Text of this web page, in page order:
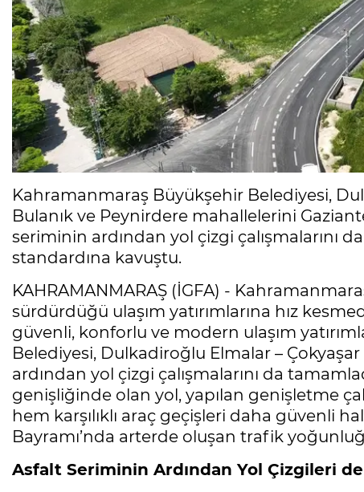
Kahramanmaraş Büyükşehir Belediyesi,
Bulanık ve Peynirdere mahallelerini
seriminin ardından yol çizgi çalışmalarını
standardına kavuştu.
KAHRAMANMARAŞ (İGFA) -
sürdürdüğü ulaşım yatırımlarına hız
güvenli, konforlu ve modern ulaşım
Belediyesi, Dulkadiroğlu Elmalar –
ardından yol çizgi çalışmalarını da
genişliğinde olan yol, yapılan genişletme
hem karşılıklı araç geçişleri daha güvenli
Bayramı’nda arterde oluşan trafik
Asfalt Seriminin Ardından Yol Çizgileri